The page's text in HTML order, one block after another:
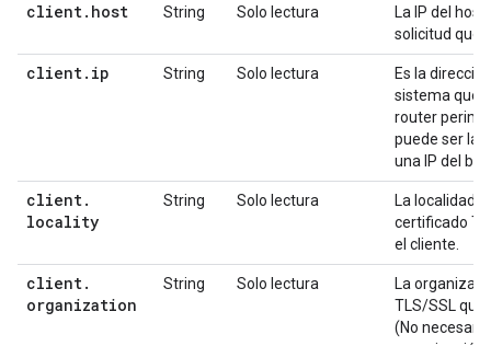
client. host String Solo lectura
La IP del
solicitud que
client. ip String Solo lectura
Es la
sistema que
router
puede ser la
una IP del
client.
locality
String Solo lectura
La localidad
certificado
el cliente.
client.
organization
String Solo lectura
La
TLS/SSL que
(No